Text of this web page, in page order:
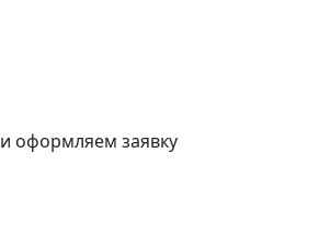
оформляем заявку